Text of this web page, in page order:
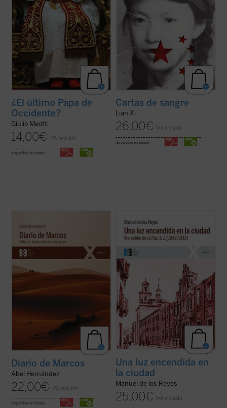
¿El último Papa de
Occidente?
Giulio Meotti
14,00€ IVA incluido
disponible en ebook:
Cartas de sangre
Lian Xi
26,00€ IVA incluido
disponible en ebook:
maestría como cronista para dar color y
vida a la historia de Jesús de Nazaret, que
es «contada de cerca» por un aún joven e
inexperto evangelista Marcos, a quien
Jesús le encarga, nada más conocerle ...
(ver ficha)
Diario de Marcos
Abel Hernández
22,00€ IVA incluido
disponible en ebook:
ingresó en el noviciado de la Compañía de
Jesús. Docente, predicador, misionero,
confesor e impulsor de obras sociales, su
implicación en el ministerio del ...
(ver ficha)
Una luz encendida en
la ciudad
Manuel de los Reyes
25,00€ IVA incluido